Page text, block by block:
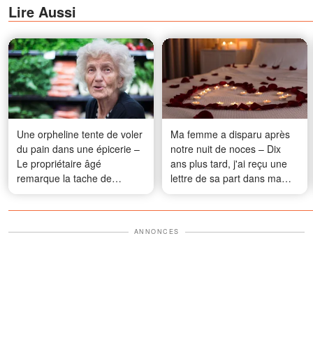
Lire Aussi
Une orpheline tente de voler
du pain dans une épicerie –
Le propriétaire âgé
remarque la tache de
naissance sur son cou et
fond en larmes
Ma femme a disparu après
notre nuit de noces – Dix
ans plus tard, j'ai reçu une
lettre de sa part dans ma
boîte aux lettres
ANNONCES